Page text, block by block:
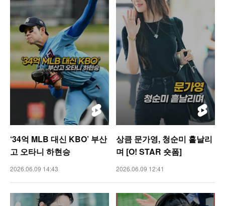
‘34억 MLB 대신 KBO’ 부산
고 오타니 하현승
2026.06.09 14:43
상큼 문가영, 청순미 흩날리
며 [O! STAR 숏폼]
2026.06.09 12:41